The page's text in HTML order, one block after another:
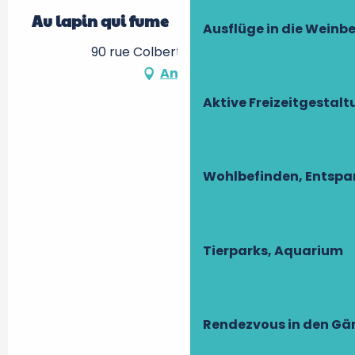
Ausflüge in die
Aktive
Wohlbefinden,
Tierparks, Aquarium
Rendezvous in den
Au lapin qui fume
90 rue Colbert, 37000 Tours
Anfahrt